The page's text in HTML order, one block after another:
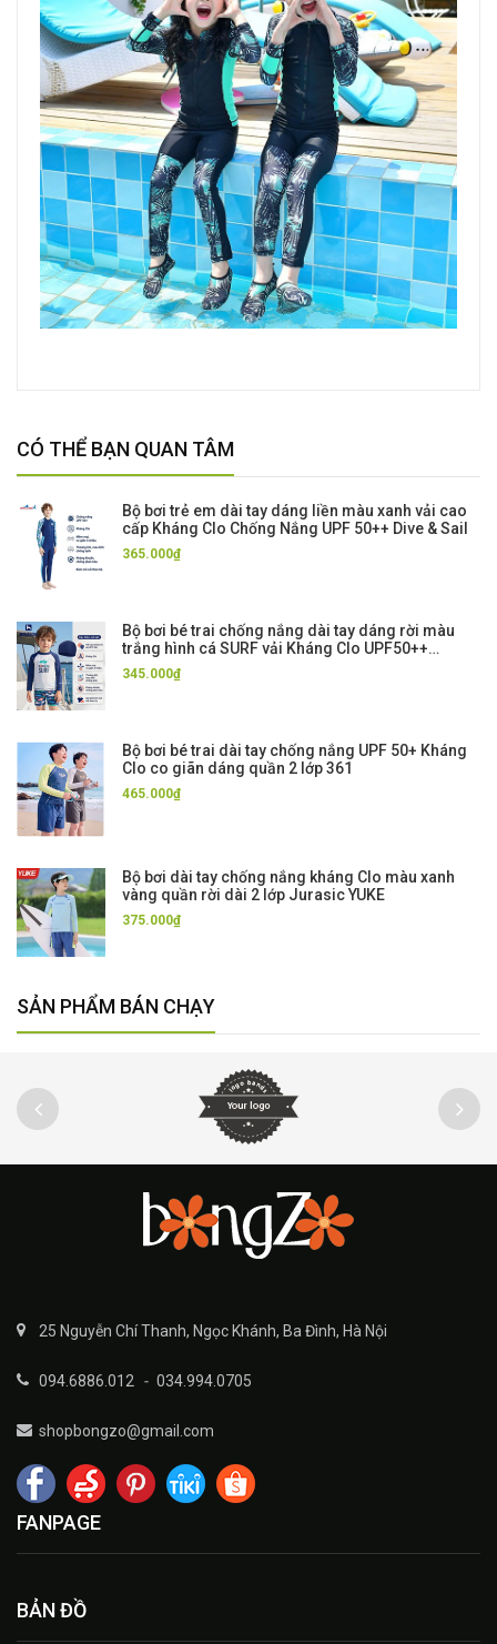
CÓ THỂ BẠN QUAN TÂM
Bộ bơi trẻ em dài tay dáng liền màu xanh vải cao
cấp Kháng Clo Chống Nắng UPF 50++ Dive & Sail
365.000₫
Bộ bơi bé trai chống nắng dài tay dáng rời màu
trắng hình cá SURF vải Kháng Clo UPF50++
Momasong
345.000₫
Bộ bơi bé trai dài tay chống nắng UPF 50+ Kháng
Clo co giãn dáng quần 2 lớp 361
465.000₫
Bộ bơi dài tay chống nắng kháng Clo màu xanh
vàng quần rời dài 2 lớp Jurasic YUKE
375.000₫
SẢN PHẨM BÁN CHẠY
25 Nguyễn Chí Thanh, Ngọc Khánh, Ba Đình, Hà Nội
094.6886.012 - 034.994.0705
shopbongzo@gmail.com
FANPAGE
BẢN ĐỒ